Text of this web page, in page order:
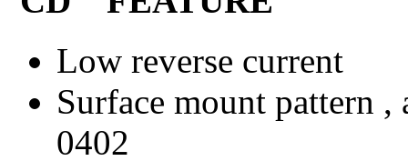
Low reverse current
Surface mount pattern
0402